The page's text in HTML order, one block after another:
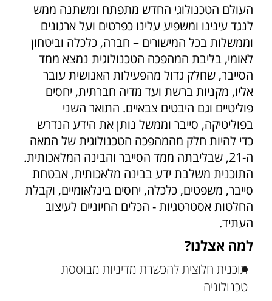
העולם הטכנולוגי החדש מתפתח ומשתנה ממש
לנגד עינינו ומשפיע עלינו כפרטים ועל ארגונים
וממשלות בכל המישורים – חברה, כלכלה וביטחון
לאומי, בליבת המהפכה הטכנולוגית נמצא ממד
הסייבר, שחלק גדול מהפעילות האנושית עובר
אליו, מקניות ברשת ועד מדיה חברתית, יחסים
פוליטיים וגם היבטים צבאיים. התואר השני
בפוליטיקה, סייבר וממשל נותן את הידע הנדרש
כדי להיות חלק מהמהפכה הטכנולוגית של המאה
ה-21, שבליבתה ממד הסייבר והבינה המלאכותית.
התוכנית משלבת ידע בבינה מלאכותית, אבטחת
סייבר, משפטים, כלכלה, יחסים בינלאומיים, וקבלת
החלטות אסטרטגיות - הכלים החיוניים לעיצוב
העתיד.
למה אצלנו?
תוכנית חלוצית להכשרת מדיניות מבוססת
טכנולוגיה